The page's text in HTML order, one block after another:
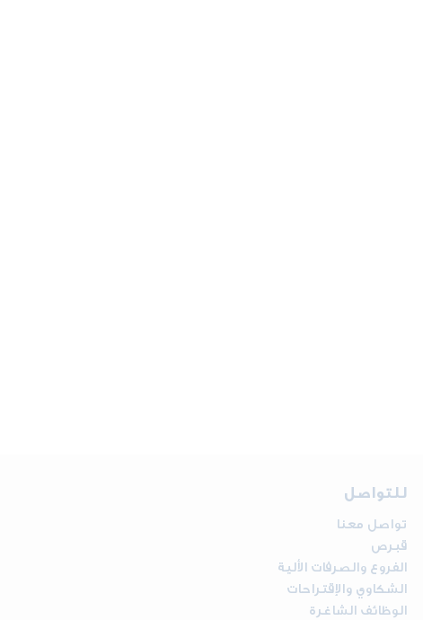
للتواصل
تواصل معنا
قبرص
الفروع والصرفات الألية
الشكاوي والإقتراحات
الوظائف الشاغرة